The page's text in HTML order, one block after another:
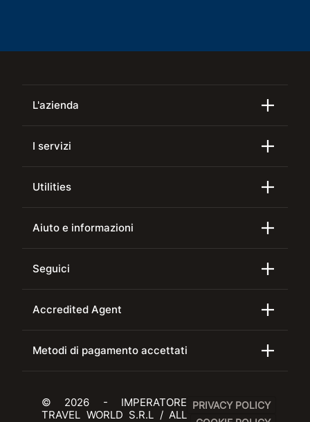
L'azienda
I servizi
Utilities
Aiuto e informazioni
Seguici
Accredited Agent
Metodi di pagamento accettati
© 2026 - IMPERATORE
TRAVEL WORLD S.R.L / ALL
PRIVACY POLICY